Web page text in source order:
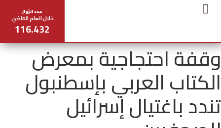
عدد الزوار
خلال العام الماضي
116.432
وقفة احتجاجية بمعرض
الكتاب العربي بإسطنبول
تندد باغتيال إسرائيل